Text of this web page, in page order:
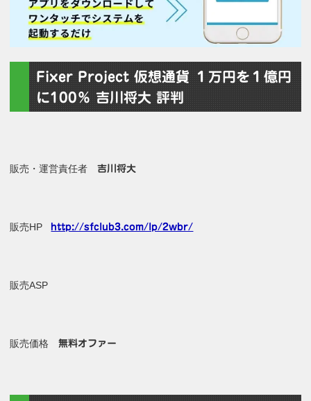
Fixer Project 仮想通貨 １万円を１億円
に100％ 吉川将大 評判
販売・運営責任者吉川将大
販売HP http://sfclub3.com/lp/2wbr/
販売ASP
販売価格無料オファー